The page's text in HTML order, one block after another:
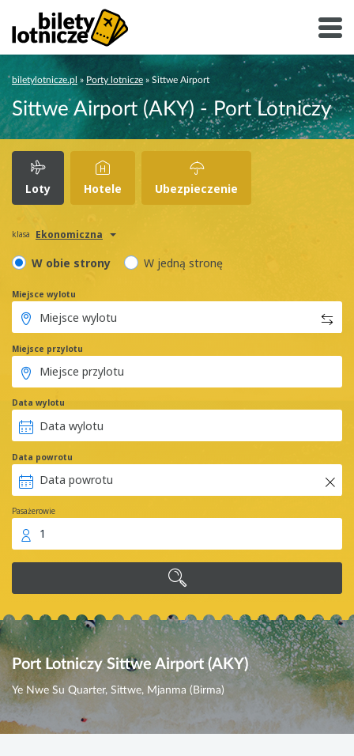
biletylotnicze.pl » Porty lotnicze » Sittwe Airport
Sittwe Airport (AKY) - Port Lotniczy
Loty Hotele Ubezpieczenie
klasa Ekonomiczna
W obie strony W jedną stronę
Miejsce wylotu
Miejsce przylotu
Data wylotu
Data powrotu
Pasażerowie
1
Port Lotniczy Sittwe Airport (AKY)
Ye Nwe Su Quarter, Sittwe, Mjanma (Birma)